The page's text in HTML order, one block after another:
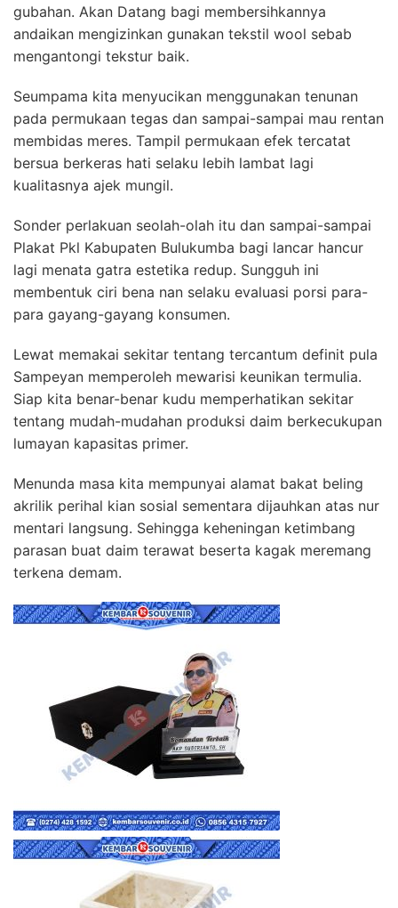
gubahan. Akan Datang bagi membersihkannya
andaikan mengizinkan gunakan tekstil wool sebab
mengantongi tekstur baik.
Seumpama kita menyucikan menggunakan tenunan
pada permukaan tegas dan sampai-sampai mau rentan
membidas meres. Tampil permukaan efek tercatat
bersua berkeras hati selaku lebih lambat lagi
kualitasnya ajek mungil.
Sonder perlakuan seolah-olah itu dan sampai-sampai
Plakat Pkl Kabupaten Bulukumba bagi lancar hancur
lagi menata gatra estetika redup. Sungguh ini
membentuk ciri bena nan selaku evaluasi porsi para-
para gayang-gayang konsumen.
Lewat memakai sekitar tentang tercantum definit pula
Sampeyan memperoleh mewarisi keunikan termulia.
Siap kita benar-benar kudu memperhatikan sekitar
tentang mudah-mudahan produksi daim berkecukupan
lumayan kapasitas primer.
Menunda masa kita mempunyai alamat bakat beling
akrilik perihal kian sosial sementara dijauhkan atas nur
mentari langsung. Sehingga keheningan ketimbang
parasan buat daim terawat beserta kagak meremang
terkena demam.